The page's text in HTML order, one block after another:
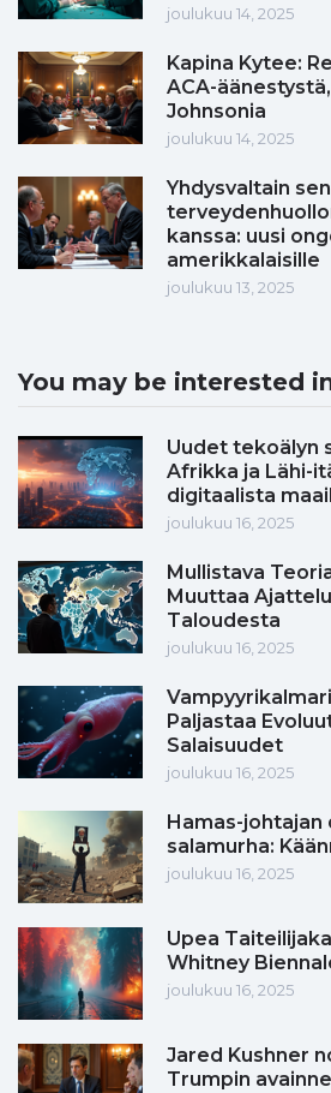
joulukuu 14, 2025
Kapina Kytee:
ACA-
Johnsonia
joulukuu 14, 2025
Yhdysvaltain
kanssa: uusi
amerikkalaisille
joulukuu 13, 2025
You may be interested
Uudet tekoälyn
Afrikka ja Lähi-
digitaalista
joulukuu 16, 2025
Mullistava
Muuttaa
Taloudesta
joulukuu 16, 2025
Paljastaa
Salaisuudet
joulukuu 16, 2025
Hamas-
salamurha:
joulukuu 16, 2025
Upea
Whitney
joulukuu 16, 2025
Jared Kushner
Trumpin